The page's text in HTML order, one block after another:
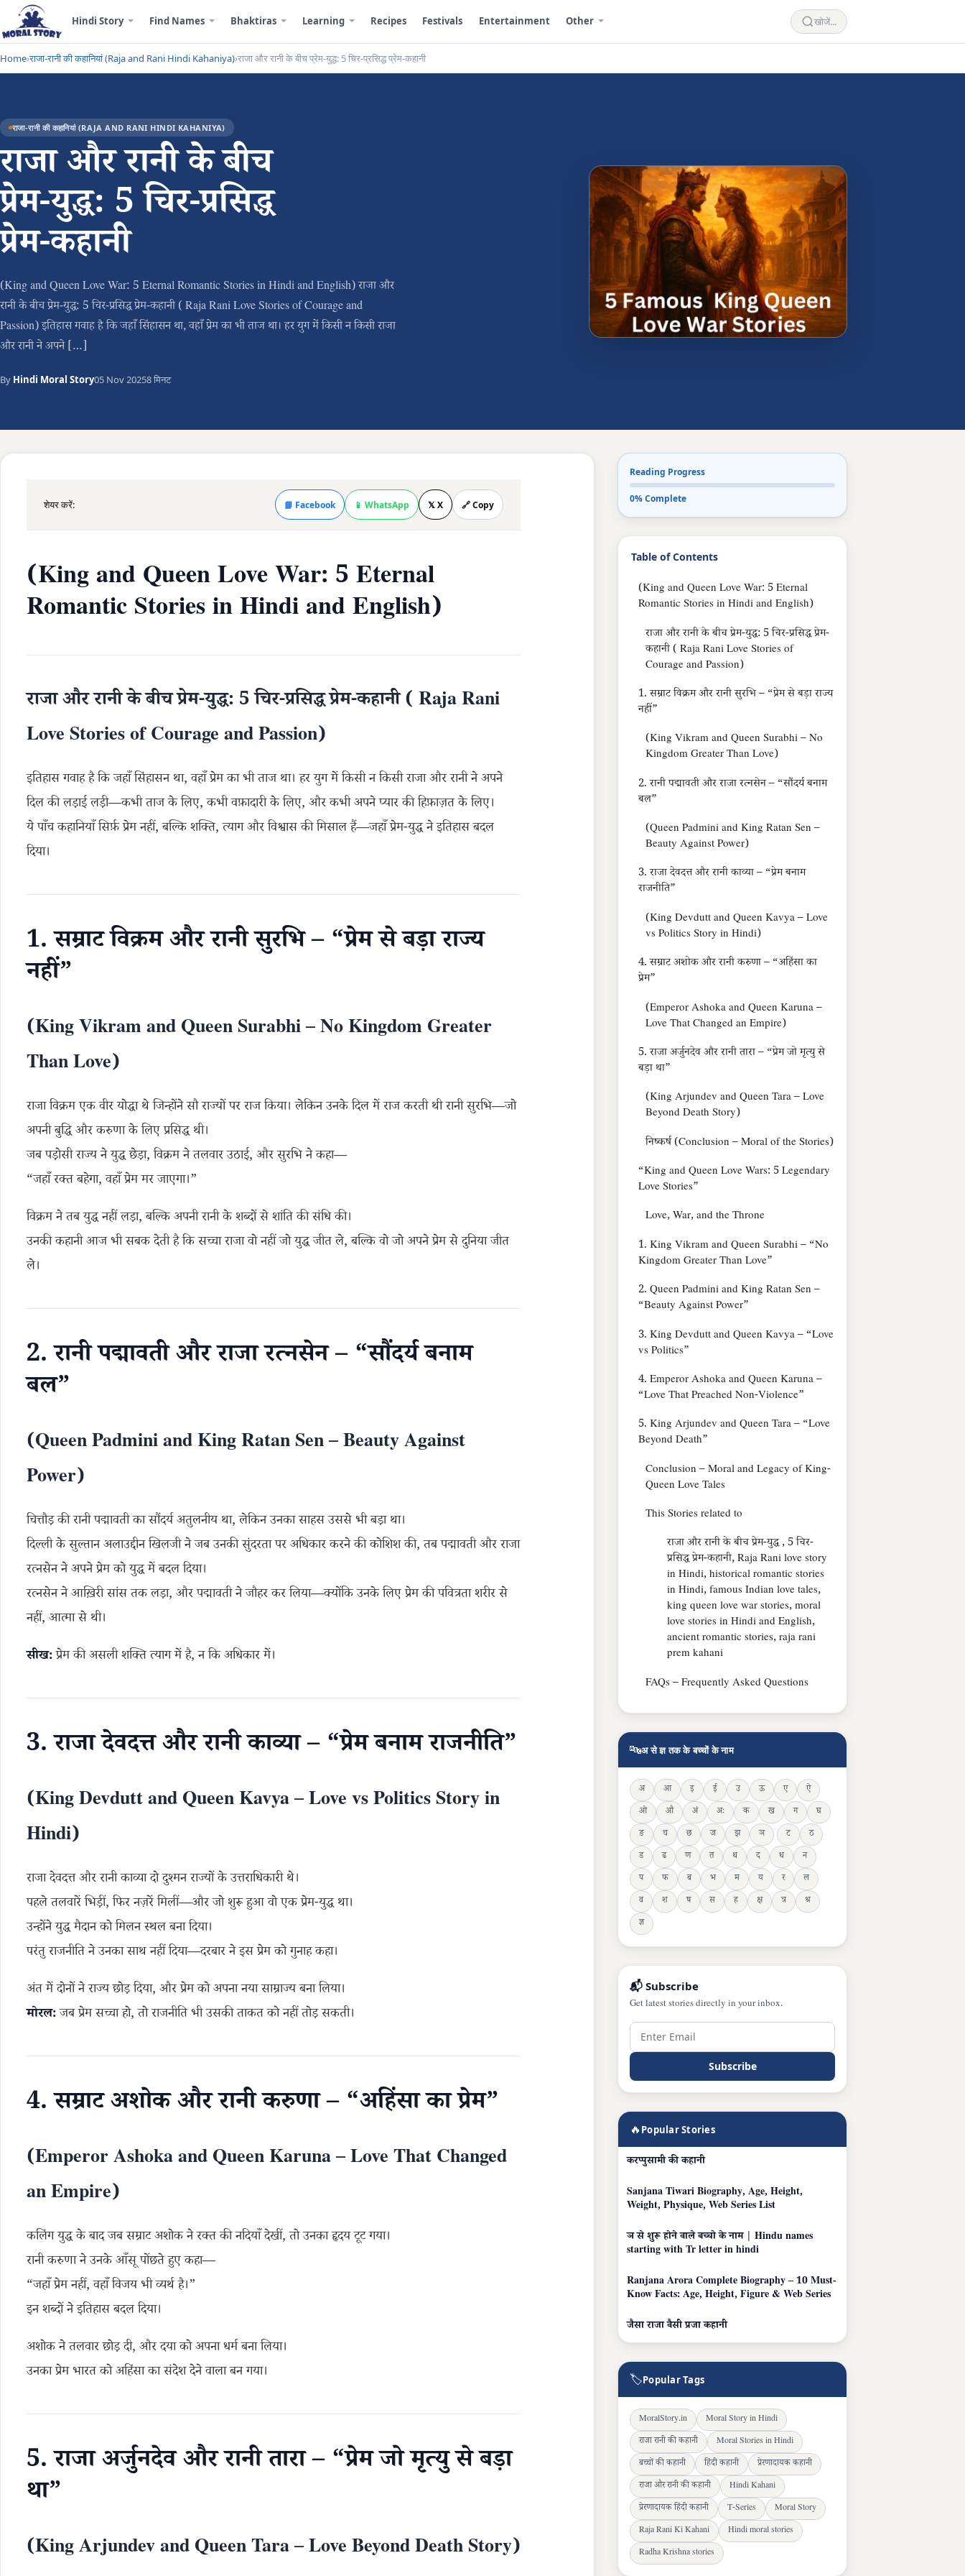
Hindi Story Find Names Bhaktiras Learning Recipes Festivals Entertainment Other खोजें...
Home›राजा-रानी की कहानियां (Raja and Rani Hindi Kahaniya)›राजा और रानी के बीच प्रेम-युद्ध: 5 चिर-प्रसिद्ध प्रेम-कहानी
राजा-रानी की कहानियां (RAJA AND RANI HINDI KAHANIYA)
राजा और रानी के बीच
प्रेम-युद्ध: 5 चिर-प्रसिद्ध
प्रेम-कहानी
(King and Queen Love War: 5 Eternal Romantic Stories in Hindi and English) राजा और
रानी के बीच प्रेम-युद्ध: 5 चिर-प्रसिद्ध प्रेम-कहानी ( Raja Rani Love Stories of Courage and
Passion) इतिहास गवाह है कि जहाँ सिंहासन था, वहाँ प्रेम का भी ताज था। हर युग में किसी न किसी राजा
और रानी ने अपने […]
By Hindi Moral Story05 Nov 20258 मिनट
शेयर करें: 📘 Facebook 📱 WhatsApp 𝕏 X 🔗 Copy
(King and Queen Love War: 5 Eternal
Romantic Stories in Hindi and English)
राजा और रानी के बीच प्रेम-युद्ध: 5 चिर-प्रसिद्ध प्रेम-कहानी ( Raja Rani
Love Stories of Courage and Passion)
इतिहास गवाह है कि जहाँ सिंहासन था, वहाँ प्रेम का भी ताज था। हर युग में किसी न किसी राजा और रानी ने अपने
दिल की लड़ाई लड़ी—कभी ताज के लिए, कभी वफ़ादारी के लिए, और कभी अपने प्यार की हिफ़ाज़त के लिए।
ये पाँच कहानियाँ सिर्फ़ प्रेम नहीं, बल्कि शक्ति, त्याग और विश्वास की मिसाल हैं—जहाँ प्रेम-युद्ध ने इतिहास बदल
दिया।
1. सम्राट विक्रम और रानी सुरभि – “प्रेम से बड़ा राज्य
नहीं”
(King Vikram and Queen Surabhi – No Kingdom Greater
Than Love)
राजा विक्रम एक वीर योद्धा थे जिन्होंने सौ राज्यों पर राज किया। लेकिन उनके दिल में राज करती थी रानी सुरभि—जो
अपनी बुद्धि और करुणा के लिए प्रसिद्ध थी।
जब पड़ोसी राज्य ने युद्ध छेड़ा, विक्रम ने तलवार उठाई, और सुरभि ने कहा—
“जहाँ रक्त बहेगा, वहाँ प्रेम मर जाएगा।”
विक्रम ने तब युद्ध नहीं लड़ा, बल्कि अपनी रानी के शब्दों से शांति की संधि की।
उनकी कहानी आज भी सबक देती है कि सच्चा राजा वो नहीं जो युद्ध जीत ले, बल्कि वो जो अपने प्रेम से दुनिया जीत
ले।
2. रानी पद्मावती और राजा रत्नसेन – “सौंदर्य बनाम
बल”
(Queen Padmini and King Ratan Sen – Beauty Against
Power)
चित्तौड़ की रानी पद्मावती का सौंदर्य अतुलनीय था, लेकिन उनका साहस उससे भी बड़ा था।
दिल्ली के सुल्तान अलाउद्दीन खिलजी ने जब उनकी सुंदरता पर अधिकार करने की कोशिश की, तब पद्मावती और राजा
रत्नसेन ने अपने प्रेम को युद्ध में बदल दिया।
रत्नसेन ने आख़िरी सांस तक लड़ा, और पद्मावती ने जौहर कर लिया—क्योंकि उनके लिए प्रेम की पवित्रता शरीर से
नहीं, आत्मा से थी।
सीख:प्रेम की असली शक्ति त्याग में है, न कि अधिकार में।
3. राजा देवदत्त और रानी काव्या – “प्रेम बनाम राजनीति”
(King Devdutt and Queen Kavya – Love vs Politics Story in
Hindi)
राजा देवदत्त और रानी काव्या दो दुश्मन राज्यों के उत्तराधिकारी थे।
पहले तलवारें भिड़ीं, फिर नज़रें मिलीं—और जो शुरू हुआ वो एक प्रेम-युद्ध था।
उन्होंने युद्ध मैदान को मिलन स्थल बना दिया।
परंतु राजनीति ने उनका साथ नहीं दिया—दरबार ने इस प्रेम को गुनाह कहा।
अंत में दोनों ने राज्य छोड़ दिया, और प्रेम को अपना नया साम्राज्य बना लिया।
मोरल:जब प्रेम सच्चा हो, तो राजनीति भी उसकी ताकत को नहीं तोड़ सकती।
4. सम्राट अशोक और रानी करुणा – “अहिंसा का प्रेम”
(Emperor Ashoka and Queen Karuna – Love That Changed
an Empire)
कलिंग युद्ध के बाद जब सम्राट अशोक ने रक्त की नदियाँ देखीं, तो उनका हृदय टूट गया।
रानी करुणा ने उनके आँसू पोंछते हुए कहा—
“जहाँ प्रेम नहीं, वहाँ विजय भी व्यर्थ है।”
इन शब्दों ने इतिहास बदल दिया।
अशोक ने तलवार छोड़ दी, और दया को अपना धर्म बना लिया।
उनका प्रेम भारत को अहिंसा का संदेश देने वाला बन गया।
5. राजा अर्जुनदेव और रानी तारा – “प्रेम जो मृत्यु से बड़ा
था”
(King Arjundev and Queen Tara – Love Beyond Death Story)
Reading Progress
0% Complete
Table of Contents
(King and Queen Love War: 5 Eternal
Romantic Stories in Hindi and English)
राजा और रानी के बीच प्रेम-युद्ध: 5 चिर-प्रसिद्ध प्रेम-
कहानी ( Raja Rani Love Stories of
Courage and Passion)
1. सम्राट विक्रम और रानी सुरभि – “प्रेम से बड़ा राज्य
नहीं”
(King Vikram and Queen Surabhi – No
Kingdom Greater Than Love)
2. रानी पद्मावती और राजा रत्नसेन – “सौंदर्य बनाम
बल”
(Queen Padmini and King Ratan Sen –
Beauty Against Power)
3. राजा देवदत्त और रानी काव्या – “प्रेम बनाम
राजनीति”
(King Devdutt and Queen Kavya – Love
vs Politics Story in Hindi)
4. सम्राट अशोक और रानी करुणा – “अहिंसा का
प्रेम”
(Emperor Ashoka and Queen Karuna –
Love That Changed an Empire)
5. राजा अर्जुनदेव और रानी तारा – “प्रेम जो मृत्यु से
बड़ा था”
(King Arjundev and Queen Tara – Love
Beyond Death Story)
निष्कर्ष (Conclusion – Moral of the Stories)
“King and Queen Love Wars: 5 Legendary
Love Stories”
Love, War, and the Throne
1. King Vikram and Queen Surabhi – “No
Kingdom Greater Than Love”
2. Queen Padmini and King Ratan Sen –
“Beauty Against Power”
3. King Devdutt and Queen Kavya – “Love
vs Politics”
4. Emperor Ashoka and Queen Karuna –
“Love That Preached Non-Violence”
5. King Arjundev and Queen Tara – “Love
Beyond Death”
Conclusion – Moral and Legacy of King-
Queen Love Tales
This Stories related to
राजा और रानी के बीच प्रेम-युद्ध , 5 चिर-
प्रसिद्ध प्रेम-कहानी, Raja Rani love story
in Hindi, historical romantic stories
in Hindi, famous Indian love tales,
king queen love war stories, moral
love stories in Hindi and English,
ancient romantic stories, raja rani
prem kahani
FAQs – Frequently Asked Questions
🔤अ से ज्ञ तक के बच्चों के नाम
अ आ इ ई उ ऊ ए
ऐ
ओ
औ अं अः क ख ग
घ
ङ
च छ ज झ ञ ट
ठ
ड
ढ ण त थ द ध
न
प
फ ब भ म य र
ल
व
श ष स ह क्ष त्र
श्र
ज्ञ
📬 Subscribe
Get latest stories directly in your inbox.
Subscribe
🔥 Popular Stories
करप्पुसामी की कहानी
Sanjana Tiwari Biography, Age, Height,
Weight, Physique, Web Series List
ञ से शुरू होने वाले बच्चो के नाम | Hindu names
starting with Tr letter in hindi
Ranjana Arora Complete Biography – 10 Must-
Know Facts: Age, Height, Figure & Web Series
जैसा राजा वैसी प्रजा कहानी
🏷Popular Tags
MoralStory.in
Moral Story in Hindi
राजा रानी की कहानी
Moral Stories in Hindi
बच्चों की कहानी
हिंदी कहानी
प्रेरणादायक कहानी
राजा और रानी की कहानी
Hindi Kahani
प्रेरणादायक हिंदी कहानी
T-Series
Moral Story
Raja Rani Ki Kahani
Hindi moral stories
Radha Krishna stories